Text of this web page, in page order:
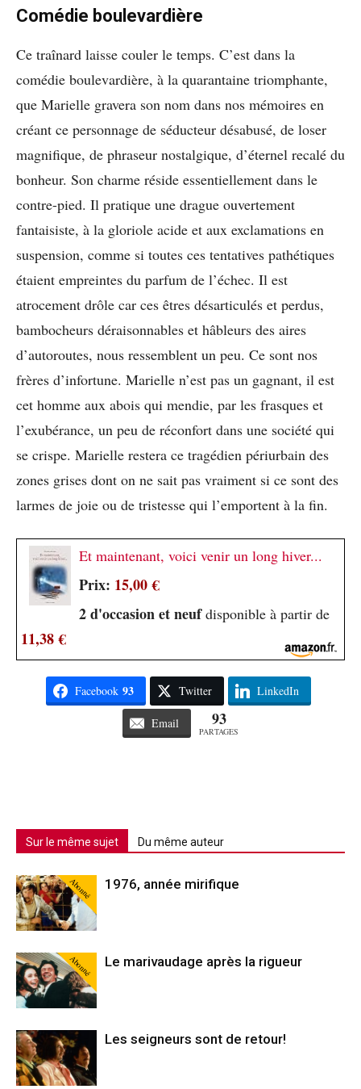
Comédie boulevardière
Ce traînard laisse couler le temps. C’est dans la
comédie boulevardière, à la quarantaine triomphante,
que Marielle gravera son nom dans nos mémoires en
créant ce personnage de séducteur désabusé, de loser
magnifique, de phraseur nostalgique, d’éternel recalé du
bonheur. Son charme réside essentiellement dans le
contre-pied. Il pratique une drague ouvertement
fantaisiste, à la gloriole acide et aux exclamations en
suspension, comme si toutes ces tentatives pathétiques
étaient empreintes du parfum de l’échec. Il est
atrocement drôle car ces êtres désarticulés et perdus,
bambocheurs déraisonnables et hâbleurs des aires
d’autoroutes, nous ressemblent un peu. Ce sont nos
frères d’infortune. Marielle n’est pas un gagnant, il est
cet homme aux abois qui mendie, par les frasques et
l’exubérance, un peu de réconfort dans une société qui
se crispe. Marielle restera ce tragédien périurbain des
zones grises dont on ne sait pas vraiment si ce sont des
larmes de joie ou de tristesse qui l’emportent à la fin.
Et maintenant, voici venir un long hiver...
Prix: 15,00 €
2 d'occasion et neufdisponible à partir de
11,38 €
Facebook 93 Twitter LinkedIn
Email 93
PARTAGES
Sur le même sujet Du même auteur
Abonné 1976, année mirifique
Abonné Le marivaudage après la rigueur
Les seigneurs sont de retour!